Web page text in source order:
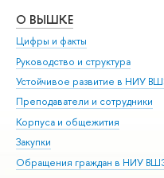
О ВЫШКЕ
Цифры и факты
Руководство и структура
Устойчивое развитие в НИУ
Преподаватели и сотрудники
Корпуса и общежития
Закупки
Обращения граждан в НИУ